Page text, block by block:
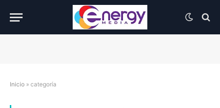
Inicio » categoría